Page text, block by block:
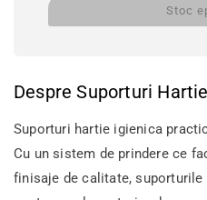
Stoc
Despre Suporturi
Suporturi hartie igienica
Cu un sistem de prindere ce
finisaje de calitate,